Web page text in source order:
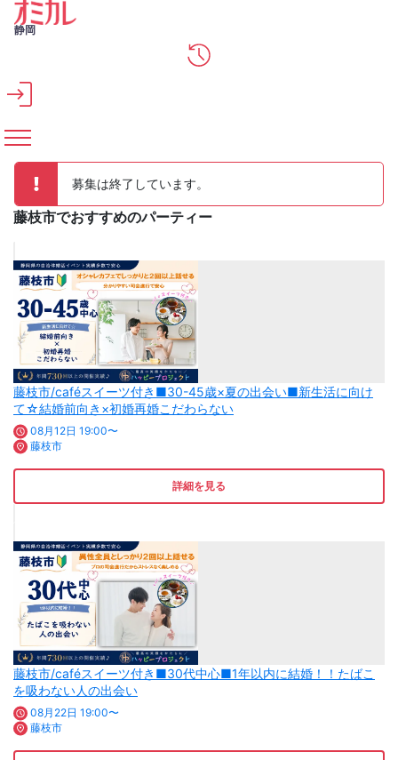
メインコンテンツへスキップ
静岡
募集は終了しています。
藤枝市でおすすめのパーティー
藤枝市/caféスイーツ付き■30-45歳×夏の出会い■新生活に向け
て☆結婚前向き×初婚再婚こだわらない
08月12日 19:00〜
藤枝市
詳細を見る
藤枝市/caféスイーツ付き■30代中心■1年以内に結婚！！たばこ
を吸わない人の出会い
08月22日 19:00〜
藤枝市